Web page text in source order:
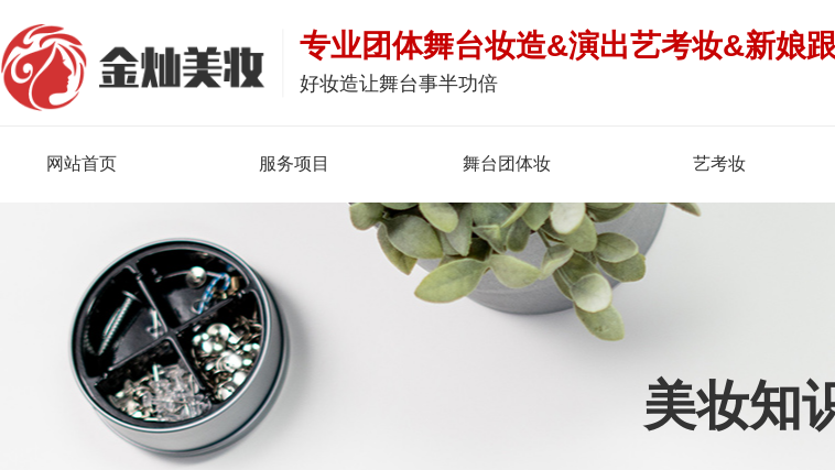
专业团体舞台妆造&演出艺考妆&新娘
好妆造让舞台事半功倍
网站首页 服务项目 舞台团体妆 艺考妆
美妆知